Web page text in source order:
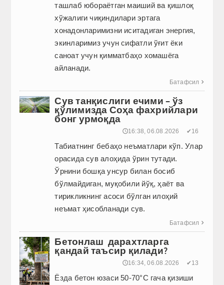
ташлаб юбораётган маиший ва қиш­лоқ
хўжалиги чиқиндилари эртага
хонадонларимизни иситадиган энергия,
экинларимиз учун сифатли ўғит ёки
саноат учун қимматбаҳо хомашёга
айланади.
Батафсил 
Сув танқислиги ечими – ўз
қўлимизда Соҳа фахрийлари
бонг урмоқда
🕔16:38, 06.08.2026 ✔16
Табиатнинг бебаҳо неъматлари кўп. Улар
орасида сув алоҳида ўрин тутади.
Ўрнини бошқа унсур билан босиб
бўлмайдиган, муқобили йўқ, ҳаёт ва
тирикликнинг асоси бўлган илоҳий
неъмат ҳисобланади сув.
Батафсил 
Бетонлаш дарахтларга
қандай таъсир қилади?
🕔16:34, 06.08.2026 ✔13
Ёзда бетон юзаси 50-70°C гача қизиши